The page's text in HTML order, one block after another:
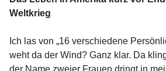
Weltkrieg
Ich las von „16 verschiedene
weht da der Wind? Ganz klar. Da